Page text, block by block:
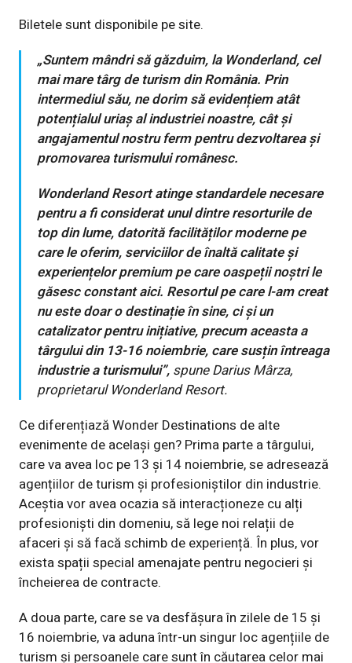
Biletele sunt disponibile pe site.
„Suntem mândri să găzduim, la Wonderland, cel
mai mare târg de turism din România. Prin
intermediul său, ne dorim să evidențiem atât
potențialul uriaș al industriei noastre, cât și
angajamentul nostru ferm pentru dezvoltarea și
promovarea turismului românesc.
Wonderland Resort atinge standardele necesare
pentru a fi considerat unul dintre resorturile de
top din lume, datorită facilităților moderne pe
care le oferim, serviciilor de înaltă calitate și
experiențelor premium pe care oaspeții noștri le
găsesc constant aici. Resortul pe care l-am creat
nu este doar o destinație în sine, ci și un
catalizator pentru inițiative, precum aceasta a
târgului din 13-16 noiembrie, care susțin întreaga
industrie a turismului”, spune Darius Mârza,
proprietarul Wonderland Resort.
Ce diferențiază Wonder Destinations de alte
evenimente de același gen? Prima parte a târgului,
care va avea loc pe 13 și 14 noiembrie, se adresează
agențiilor de turism și profesioniștilor din industrie.
Aceștia vor avea ocazia să interacționeze cu alți
profesioniști din domeniu, să lege noi relații de
afaceri și să facă schimb de experiență. În plus, vor
exista spații special amenajate pentru negocieri și
încheierea de contracte.
A doua parte, care se va desfășura în zilele de 15 și
16 noiembrie, va aduna într-un singur loc agențiile de
turism și persoanele care sunt în căutarea celor mai